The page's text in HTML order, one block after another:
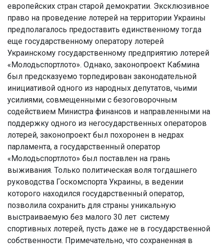
европейских стран старой демократии. Эксклюзивное
право на проведение лотерей на территории Украины
предполагалось предоставить единственному тогда
еще государственному оператору лотерей
Украинскому государственному предприятию лотерей
«Молодьспортлото». Однако, законопроект Кабмина
был предсказуемо торпедирован законодательной
инициативой одного из народных депутатов, чьими
усилиями, совмещенными с безоговорочным
содействием Министра финансов и направленными на
поддержку одного из негосударственных операторов
лотерей, законопроект был похоронен в недрах
парламента, а государственный оператор
«Молодьспортлото» был поставлен на грань
выживания. Только политическая воля тогдашнего
руководства Госкомспорта Украины, в ведении
которого находился государственный оператор,
позволила сохранить для страны уникальную
выстраиваемую без малого 30 лет систему
спортивных лотерей, пусть даже не в государственной
собственности. Примечательно, что сохраненная в